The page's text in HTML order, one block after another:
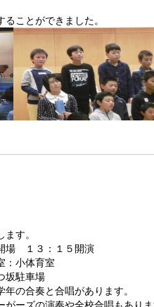
ことができました。
す。
場 １３：１５開演
小体育室
坂駐車場
の合奏と合唱があります。
の演奏や全校合唱もありま